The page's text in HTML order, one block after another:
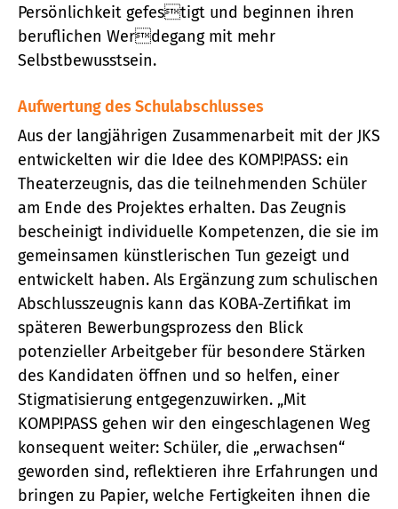
Persönlichkeit gefestigt und beginnen ihren
beruflichen Werdegang mit mehr
Selbstbewusstsein.
Aufwertung des Schulabschlusses
Aus der langjährigen Zusammenarbeit mit der JKS
entwickelten wir die Idee des KOMP!PASS: ein
Theaterzeugnis, das die teilnehmenden Schüler
am Ende des Projektes erhalten. Das Zeugnis
bescheinigt individuelle Kompetenzen, die sie im
gemeinsamen künstlerischen Tun gezeigt und
entwickelt haben. Als Ergänzung zum schulischen
Abschlusszeugnis kann das KOBA-Zertifikat im
späteren Bewerbungsprozess den Blick
potenzieller Arbeitgeber für besondere Stärken
des Kandidaten öffnen und so helfen, einer
Stigmatisierung entgegenzuwirken. „Mit
KOMP!PASS gehen wir den eingeschlagenen Weg
konsequent weiter: Schüler, die „erwachsen“
geworden sind, reflektieren ihre Erfahrungen und
bringen zu Papier, welche Fertigkeiten ihnen die